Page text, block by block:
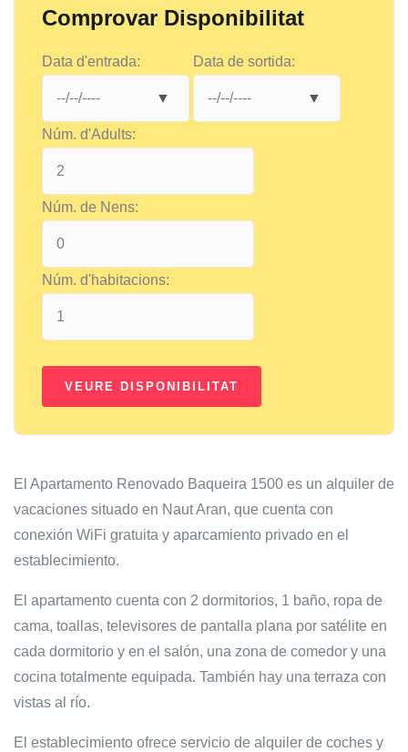
Comprovar Disponibilitat
Data d'entrada: Data de sortida:
Núm. d'Adults:
Núm. de Nens:
Núm. d'habitacions:
El Apartamento Renovado Baqueira 1500 es un alquiler de
vacaciones situado en Naut Aran, que cuenta con
conexión WiFi gratuita y aparcamiento privado en el
establecimiento.
El apartamento cuenta con 2 dormitorios, 1 baño, ropa de
cama, toallas, televisores de pantalla plana por satélite en
cada dormitorio y en el salón, una zona de comedor y una
cocina totalmente equipada. También hay una terraza con
vistas al río.
El establecimiento ofrece servicio de alquiler de coches y